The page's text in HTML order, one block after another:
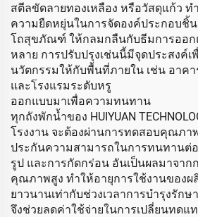
สตีลขัดลายทองเหลือง หรือวัสดุแก้ว
ความยืดหยุ่นในการจัดองค์ประกอบชิ้
โถสุขภัณฑ์ ให้กลมกลืนกับธีมการออก
หลาย การปรับปรุงเช่นนี้มีจุดประสงค์เ
นวัตกรรมให้กับพื้นที่ภายใน เช่น อาค
และโรงแรมระดับหรู
ออกแบบมาเพื่อความทนทาน
ทุกถังพักน้ำของ HUIYUAN
โรงงาน จะต้องผ่านการทดสอบคุณภา
ประกันความสามารถในการทนทานต่
รูป และการกัดกร่อน อันเป็นผลมาจาก
คุณภาพสูง ทำให้อายุการใช้งานของ
ยาวนานเท่ากับช่วงเวลาการบำรุงรัก
จึงช่วยลดค่าใช้จ่ายในการเปลี่ยนทด